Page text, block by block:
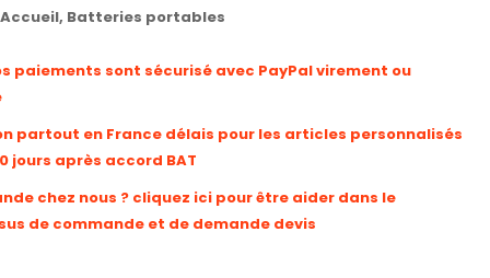
Accueil, Batteries portables
paiements sont sécurisé avec PayPal virement ou
partout en France délais pour les articles personnalisés
jours après accord BAT
chez nous ? cliquez ici pour être aider dans le
de commande et de demande devis